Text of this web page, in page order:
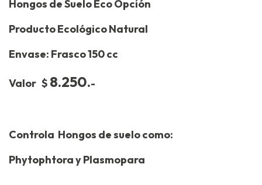
Hongos de Suelo Eco Opción
Producto Ecológico Natural
Envase: Frasco 150 cc
Valor $ 8.250.-
Controla Hongos de suelo como:
Phytophtora y Plasmopara